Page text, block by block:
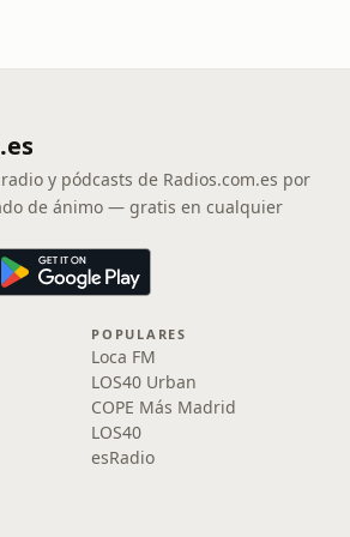
y pódcasts de Radios.com.es por
de ánimo — gratis en cualquier
POPULARES
Loca FM
LOS40 Urban
COPE Más Madrid
LOS40
esRadio